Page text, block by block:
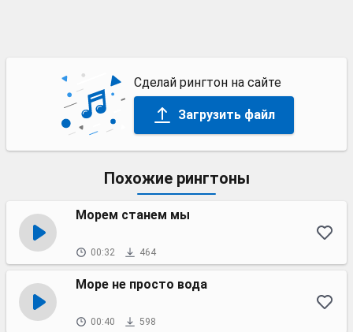
Сделай рингтон на сайте
Загрузить файл
Похожие рингтоны
Морем станем мы
00:32 464
Море не просто вода
00:40 598